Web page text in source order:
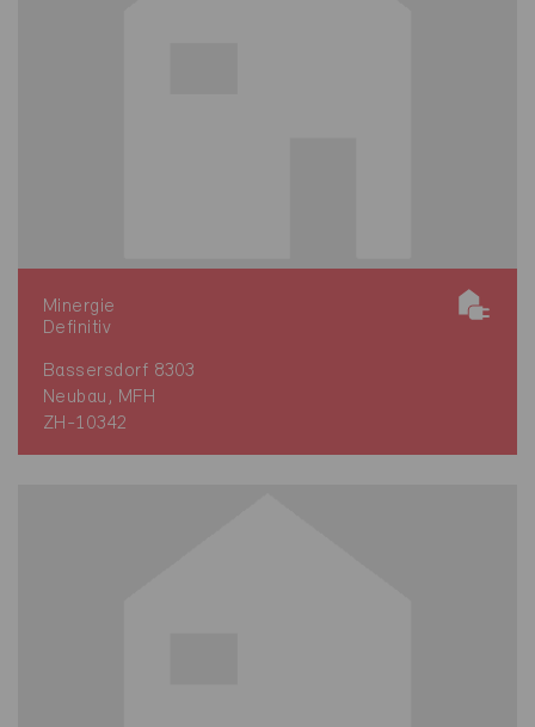
Minergie
Definitiv
Bassersdorf 8303
Neubau, MFH
ZH-10342